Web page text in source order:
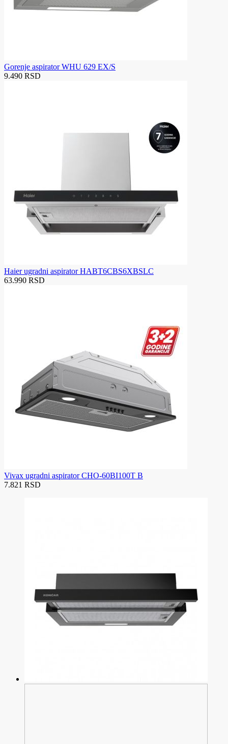
Gorenje aspirator WHU 629 EX/S
9.490 RSD
Haier ugradni aspirator HABT6CBS6XBSLC
63.990 RSD
Vivax ugradni aspirator CHO-60BI100T B
7.821 RSD